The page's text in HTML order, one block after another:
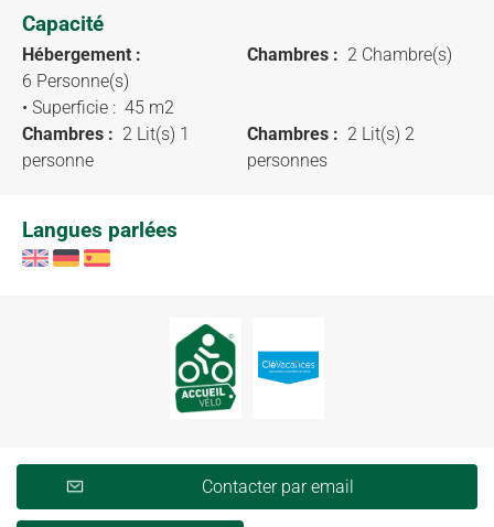
Capacité
Hébergement :
6 Personne(s)
• Superficie : 45 m2
Chambres : 2 Chambre(s)
Chambres : 2 Lit(s) 1
personne
Chambres : 2 Lit(s) 2
personnes
Langues parlées
Contacter par email